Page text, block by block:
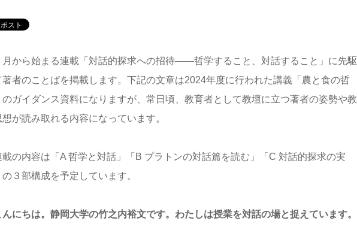
から始まる連載「対話的探求への招待――哲学すること、対話すること」に先駆
著者のことばを掲載します。下記の文章は2024年度に行われた講義「農と食の哲
のガイダンス資料になりますが、常日頃、教育者として教壇に立つ著者の姿勢や教
が読み取れる内容になっています。
の内容は「A 哲学と対話」「B プラトンの対話篇を読む」「C 対話的探求の実
３部構成を予定しています。
んにちは。静岡大学の竹之内裕文です。わたしは授業を対話の場と捉えています。